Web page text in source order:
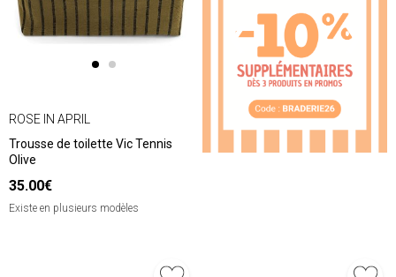
ROSE IN APRIL
Trousse de toilette Vic Tennis
Olive
35.00€
Existe en plusieurs modèles
❮ ❯